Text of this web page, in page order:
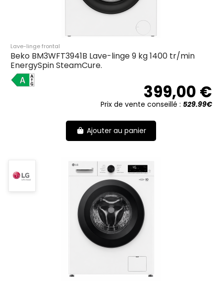
Lave-linge frontal
Beko BM3WFT3941B Lave-linge 9 kg 1400 tr/min
EnergySpin SteamCure.
A
399,00 €
Prix de vente conseillé : 529.99€
Ajouter au panier